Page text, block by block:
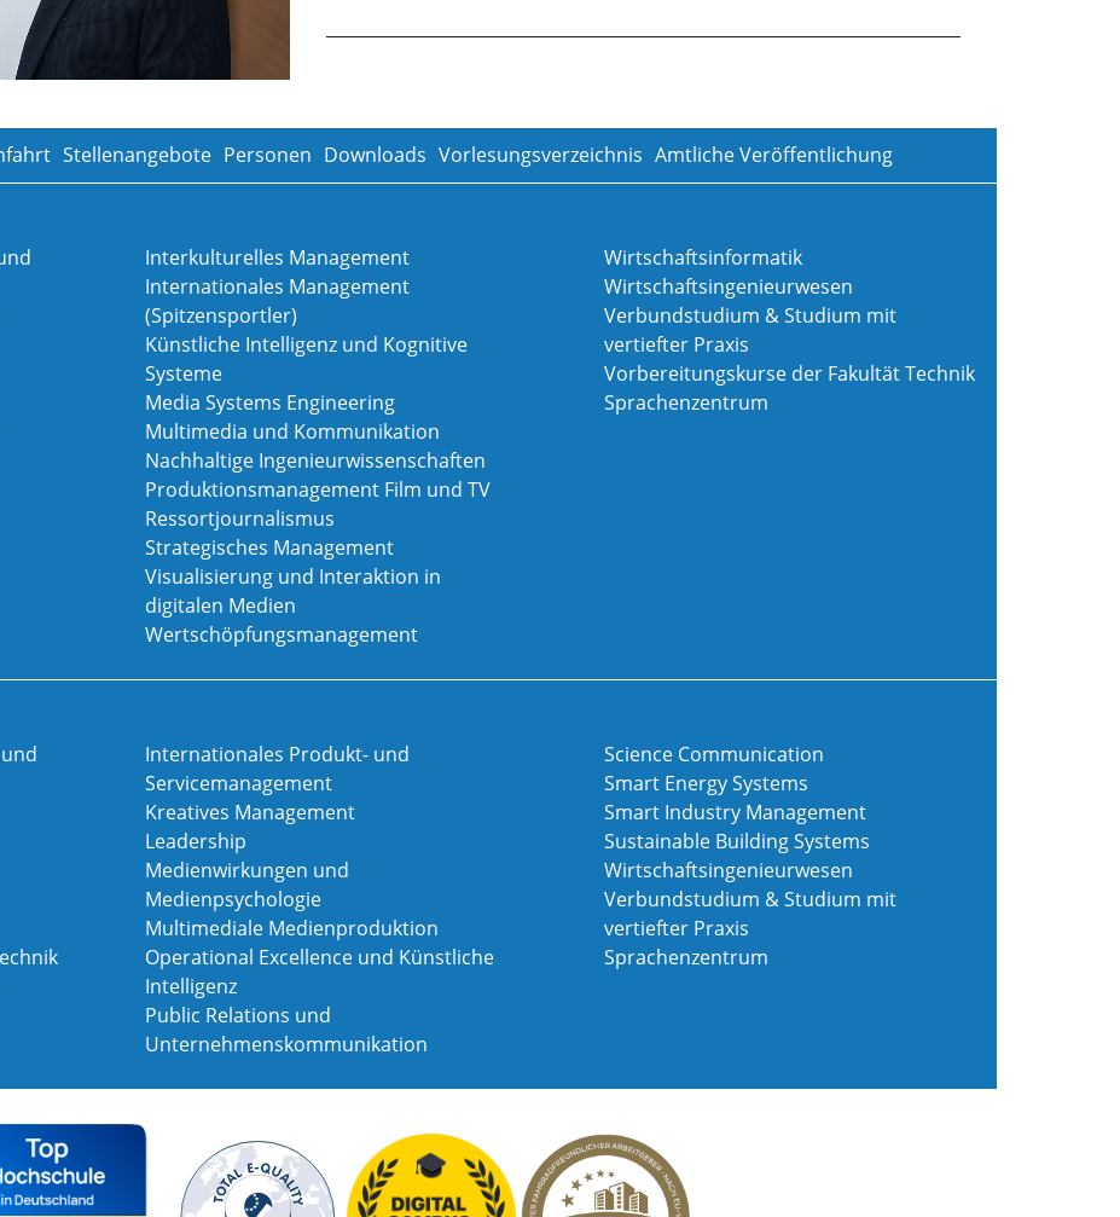
Stellenangebote Personen Downloads Vorlesungsverzeichnis Amtliche Veröffentlichung
Interkulturelles Management
Internationales Management
(Spitzensportler)
Künstliche Intelligenz und Kognitive
Systeme
Media Systems Engineering
Multimedia und Kommunikation
Nachhaltige Ingenieurwissenschaften
Produktionsmanagement Film und TV
Ressortjournalismus
Strategisches Management
Visualisierung und Interaktion in
digitalen Medien
Wertschöpfungsmanagement
Wirtschaftsinformatik
Wirtschaftsingenieurwesen
Verbundstudium & Studium mit
vertiefter Praxis
Vorbereitungskurse der Fakultät Technik
Sprachenzentrum
Internationales Produkt- und
Servicemanagement
Kreatives Management
Leadership
Medienwirkungen und
Medienpsychologie
Multimediale Medienproduktion
Operational Excellence und Künstliche
Intelligenz
Public Relations und
Unternehmenskommunikation
Science Communication
Smart Energy Systems
Smart Industry Management
Sustainable Building Systems
Wirtschaftsingenieurwesen
Verbundstudium & Studium mit
vertiefter Praxis
Sprachenzentrum